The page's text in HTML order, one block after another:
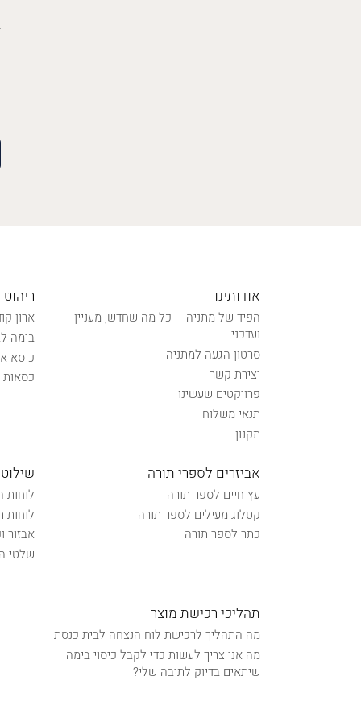
אודותינו
הפיד של מתניה – כל מה שחדש, מעניין
ועדכני
סרטון הגעה למתניה
יצירת קשר
פרויקטים שעשינו
תנאי משלוח
תקנון
ארון
בימה
כיסא
כסאות
אביזרים לספרי תורה
עץ חיים לספר תורה
קטלוג מעילים לספר תורה
כתר לספר תורה
לוחות
לוחות
אבזור
שלטי
תהליכי רכישת מוצר
מה התהליך לרכישת לוח הנצחה לבית כנסת
מה אני צריך לעשות כדי לקבל כיסוי בימה
שיתאים בדיוק לתיבה שלי?